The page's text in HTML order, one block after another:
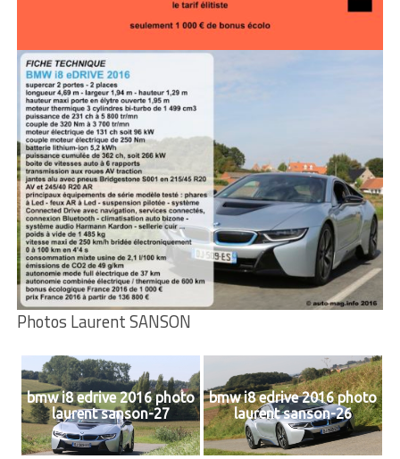
Photos Laurent SANSON
bmw i8 edrive 2016 photo
laurent sanson-27
bmw i8 edrive 2016 photo
laurent sanson-26